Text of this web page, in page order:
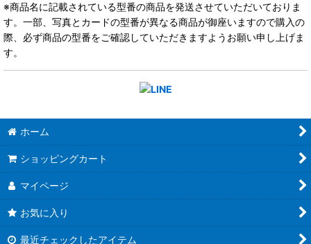
※商品名に記載されている型番の商品を発送させていただいておりま
す。一部、写真とカードの型番が異なる商品が御座いますので購入の
際、必ず商品の型番をご確認していただきますようお願い申し上げま
す。
ホーム
ショッピングカート
マイページ
お気に入り
最近チェックしたアイテム